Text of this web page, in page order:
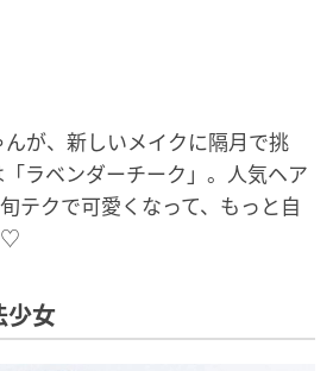
んが、新しいメイクに隔月で挑
ラベンダーチーク」。人気ヘア
テクで可愛くなって、もっと自
♡
少女